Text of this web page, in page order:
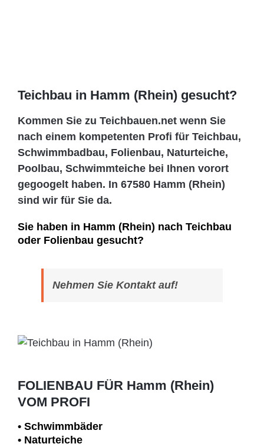
Teichbau in Hamm (Rhein) gesucht?
Kommen Sie zu Teichbauen.net wenn Sie
nach einem kompetenten Profi für Teichbau,
Schwimmbadbau, Folienbau, Naturteiche,
Poolbau, Schwimmteiche bei Ihnen vorort
gegoogelt haben. In 67580 Hamm (Rhein)
sind wir für Sie da.
Sie haben in Hamm (Rhein) nach Teichbau
oder Folienbau gesucht?
Nehmen Sie Kontakt auf!
FOLIENBAU FÜR Hamm (Rhein)
VOM PROFI
• Schwimm­bäder
• Naturteiche